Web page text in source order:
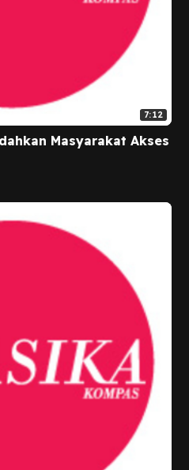
7:12
Masyarakat Akses